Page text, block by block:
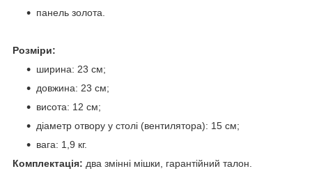
панель золота.
Розміри:
ширина: 23 см;
довжина: 23 см;
висота: 12 см;
діаметр отвору у столі (вентилятора): 15 см;
вага: 1,9 кг.
Комплектація: два змінні мішки, гарантійний талон.